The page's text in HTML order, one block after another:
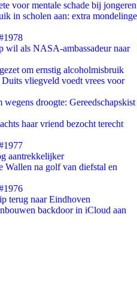
voor mentale schade bij jongeren
in scholen aan: extra mondelinge
wil als NASA-ambassadeur naar
om ernstig alcoholmisbruik
vliegveld voedt vrees voor
wegens droogte: Gereedschapskist
haar vriend bezocht terecht
aantrekkelijker
Wallen na golf van diefstal en
terug naar Eindhoven
backdoor in iCloud aan